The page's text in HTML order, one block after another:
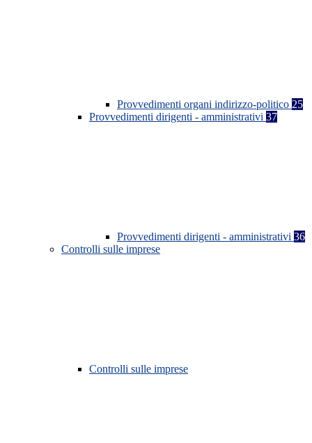
Provvedimenti organi indirizzo-politico 25
Provvedimenti dirigenti - amministrativi 37
Provvedimenti dirigenti - amministrativi 36
Controlli sulle imprese
Controlli sulle imprese